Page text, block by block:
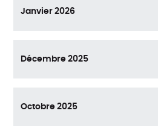
Janvier 2026
Décembre 2025
Octobre 2025